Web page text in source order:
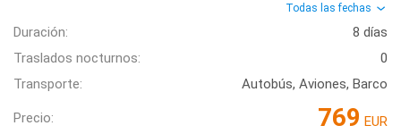
Todas las fechas
Duración:
8 días
Traslados nocturnos:
0
Transporte:
Autobús, Aviones, Barco
Precio: 769 EUR